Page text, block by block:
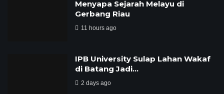
Menyapa Sejarah Melayu di
Gerbang Riau
11 hours ago
IPB University Sulap Lahan Wakaf
di Batang Jadi…
2 days ago